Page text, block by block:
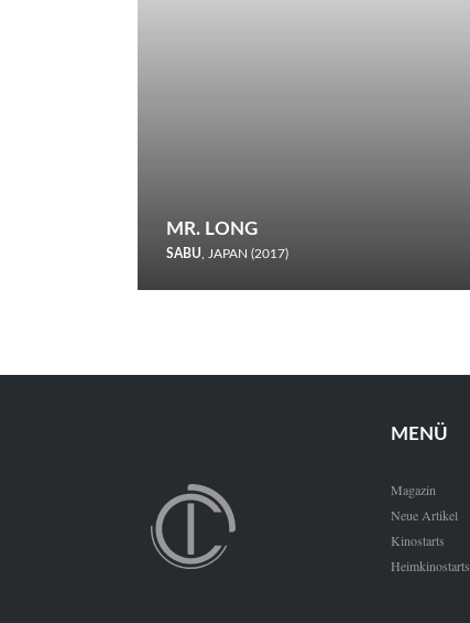
MR. LONG
SABU, JAPAN (2017)
den Wettbewerb.
MENÜ
Magazin
Neue Artikel
Kinostarts
Heimkinostarts